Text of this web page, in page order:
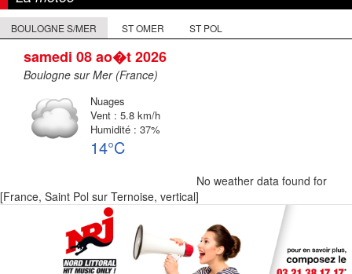
BOULOGNE S/MER ST OMER ST POL
samedi 08 ao�t 2026
Boulogne sur Mer (France)
Nuages
Vent : 5.8 km/h
Humidité : 37%
14°C
No weather data found for
[France, Saint Pol sur Ternoise, vertical]